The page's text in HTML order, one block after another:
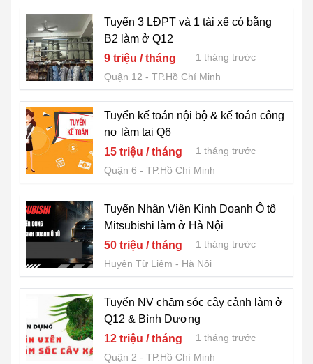
Tuyển 3 LĐPT và 1 tài xế có bằng
B2 làm ở Q12
9 triệu / tháng
1 tháng trước
Quận 12
TP.Hồ Chí Minh
Tuyển kế toán nội bộ & kế toán công
nợ làm tại Q6
15 triệu / tháng
1 tháng trước
Quận 6
TP.Hồ Chí Minh
Tuyển Nhân Viên Kinh Doanh Ô tô
Mitsubishi làm ở Hà Nội
50 triệu / tháng
1 tháng trước
Huyện Từ Liêm
Hà Nội
Tuyển NV chăm sóc cây cảnh làm ở
Q12 & Bình Dương
12 triệu / tháng
1 tháng trước
Quận 2
TP.Hồ Chí Minh